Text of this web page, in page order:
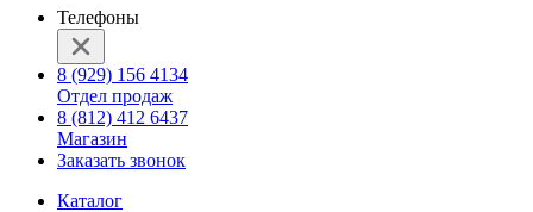
Телефоны
8 (929) 156 4134
Отдел продаж
8 (812) 412 6437
Магазин
Заказать звонок
Каталог